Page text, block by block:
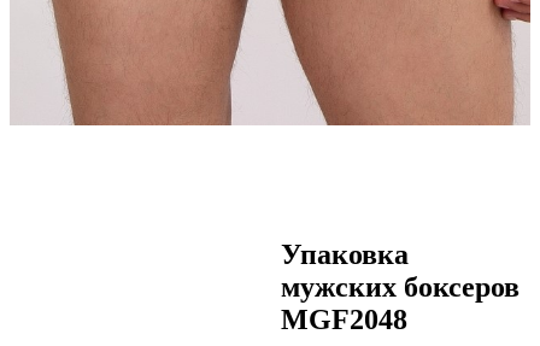
Упаковка
мужских боксеров
MGF2048